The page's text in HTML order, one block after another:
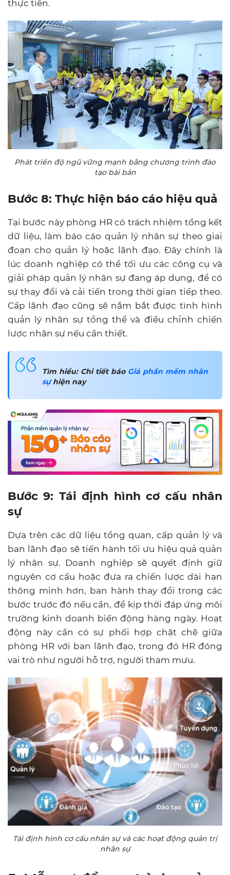
thực tiễn.
Phát triển độ ngũ vững mạnh bằng chương trình đào
tạo bài bản
Bước 8: Thực hiện báo cáo hiệu quả
Tại bước này phòng HR có trách nhiệm tổng kết
dữ liệu, làm báo cáo quản lý nhân sự theo giai
đoạn cho quản lý hoặc lãnh đạo. Đây chính là
lúc doanh nghiệp có thể tối ưu các công cụ và
giải pháp quản lý nhân sự đang áp dụng, để có
sự thay đổi và cải tiến trong thời gian tiếp theo.
Cấp lãnh đạo cũng sẽ nắm bắt được tình hình
quản lý nhân sự tổng thể và điều chỉnh chiến
lược nhân sự nếu cần thiết.
Tìm hiểu: Chi tiết báo Giá phần mềm nhân
sựhiện nay
Bước 9: Tái định hình cơ cấu nhân
sự
Dựa trên các dữ liệu tổng quan, cấp quản lý và
ban lãnh đạo sẽ tiến hành tối ưu hiệu quả quản
lý nhân sự. Doanh nghiệp sẽ quyết định giữ
nguyên cơ cấu hoặc đưa ra chiến lược dài hạn
thông minh hơn, ban hành thay đổi trong các
bước trước đó nếu cần, để kịp thời đáp ứng môi
trường kinh doanh biến động hàng ngày. Hoạt
động này cần có sự phối hợp chặt chẽ giữa
phòng HR với ban lãnh đạo, trong đó HR đóng
vai trò như người hỗ trợ, người tham mưu.
Tái định hình cơ cấu nhân sự và các hoạt động quản trị
nhân sự